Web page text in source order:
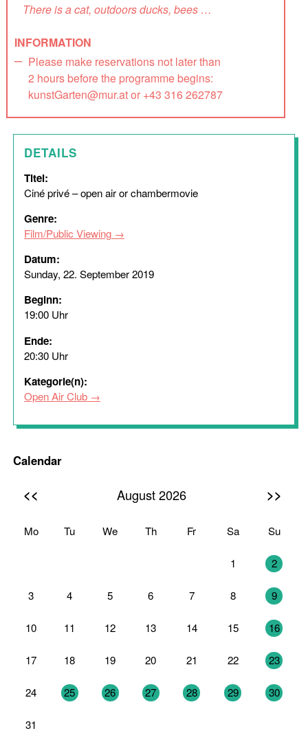
There is a cat, outdoors ducks, bees …
INFORMATION
Please make reservations not later than
2 hours before the programme begins:
kunstGarten@mur.at or +43 316 262787
DETAILS
Titel:
Ciné privé – open air or chambermovie
Genre:
Film/Public Viewing
Datum:
Sunday, 22. September 2019
Beginn:
19:00 Uhr
Ende:
20:30 Uhr
Kategorie(n):
Open Air Club
Calendar
<< August 2026 >>
Mo Tu We Th Fr Sa Su
1 2
3 4 5 6 7 8 9
10 11 12 13 14 15 16
17 18 19 20 21 22 23
24 25 26 27 28 29 30
31